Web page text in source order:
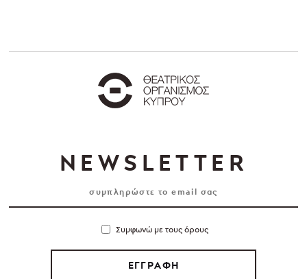
NEWSLETTER
Συμφωνώ με τους όρους
ΕΓΓΡΑΦΗ